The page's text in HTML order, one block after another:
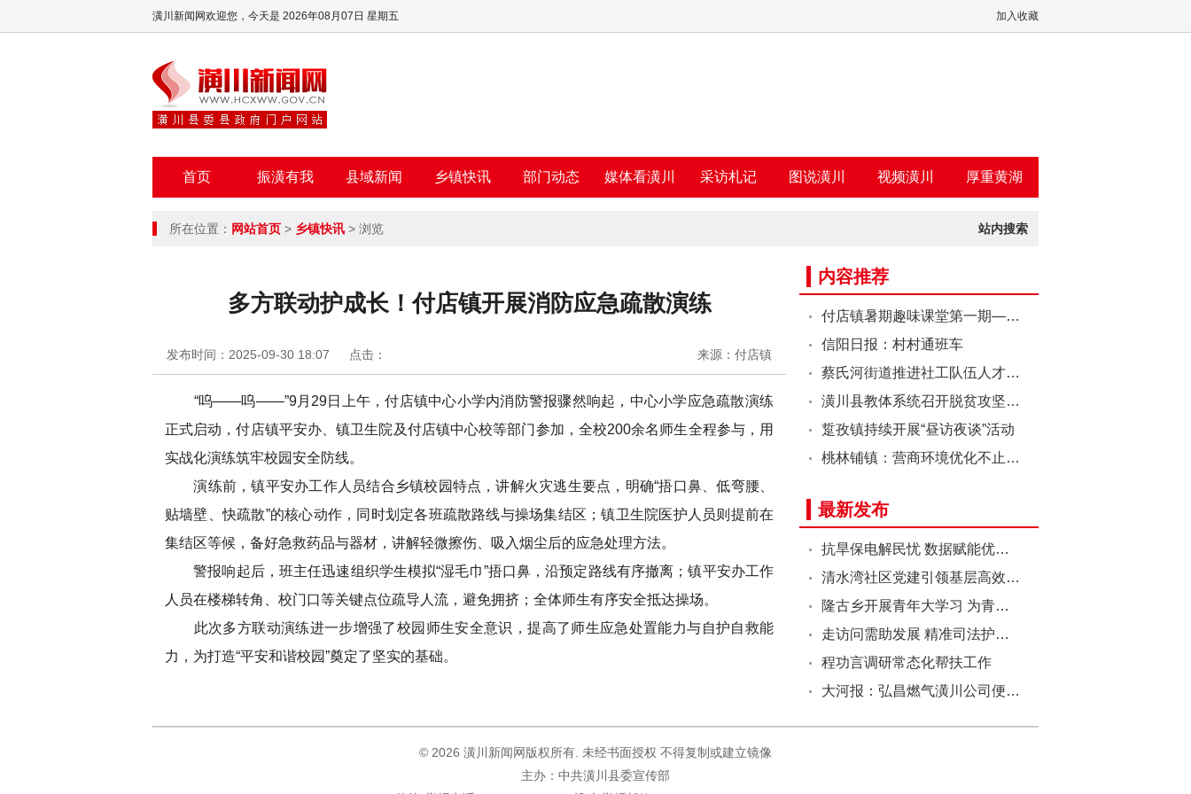
加入收藏
潢川新闻网欢迎您， 今天是 2026年08月07日 星期五
首页 振潢有我 县域新闻 乡镇快讯 部门动态 媒体看潢川 采访札记 图说潢川 视频潢川 厚重黄湖
站内搜索
所在位置： 网站首页 > 乡镇快讯 > 浏览
多方联动护成长！付店镇开展消防应急疏散演练
来源：付店镇
发布时间：2025-09-30 18:07 点击：
“呜——呜——”9月29日上午，付店镇中心小学内消防警报骤然响起，中心小学应急疏散演练
正式启动，付店镇平安办、镇卫生院及付店镇中心校等部门参加，全校200余名师生全程参与，用
实战化演练筑牢校园安全防线。
演练前，镇平安办工作人员结合乡镇校园特点，讲解火灾逃生要点，明确“捂口鼻、低弯腰、
贴墙壁、快疏散”的核心动作，同时划定各班疏散路线与操场集结区；镇卫生院医护人员则提前在
集结区等候，备好急救药品与器材，讲解轻微擦伤、吸入烟尘后的应急处理方法。
警报响起后，班主任迅速组织学生模拟“湿毛巾”捂口鼻，沿预定路线有序撤离；镇平安办工作
人员在楼梯转角、校门口等关键点位疏导人流，避免拥挤；全体师生有序安全抵达操场。
此次多方联动演练进一步增强了校园师生安全意识，提高了师生应急处置能力与自护自救能
力，为打造“平安和谐校园”奠定了坚实的基础。
内容推荐
付店镇暑期趣味课堂第一期—…
信阳日报：村村通班车
蔡氏河街道推进社工队伍人才…
潢川县教体系统召开脱贫攻坚…
踅孜镇持续开展“昼访夜谈”活动
桃林铺镇：营商环境优化不止…
最新发布
抗旱保电解民忧 数据赋能优…
清水湾社区党建引领基层高效…
隆古乡开展青年大学习 为青…
走访问需助发展 精准司法护…
程功言调研常态化帮扶工作
大河报：弘昌燃气潢川公司便…
© 2026 潢川新闻网版权所有. 未经书面授权 不得复制或建立镜像
主办：中共潢川县委宣传部